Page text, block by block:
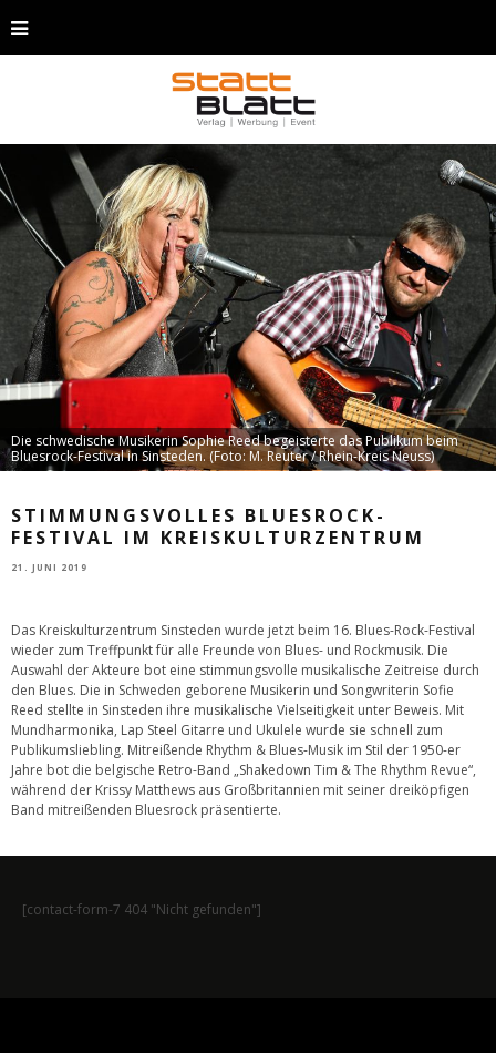
Die schwedische Musikerin Sophie Reed begeisterte das Publikum beim
Bluesrock-Festival in Sinsteden. (Foto: M. Reuter / Rhein-Kreis Neuss)
STIMMUNGSVOLLES BLUESROCK-
FESTIVAL IM KREISKULTURZENTRUM
21. JUNI 2019
Das Kreiskulturzentrum Sinsteden wurde jetzt beim 16. Blues-Rock-Festival
wieder zum Treffpunkt für alle Freunde von Blues- und Rockmusik. Die
Auswahl der Akteure bot eine stimmungsvolle musikalische Zeitreise durch
den Blues. Die in Schweden geborene Musikerin und Songwriterin Sofie
Reed stellte in Sinsteden ihre musikalische Vielseitigkeit unter Beweis. Mit
Mundharmonika, Lap Steel Gitarre und Ukulele wurde sie schnell zum
Publikumsliebling. Mitreißende Rhythm & Blues-Musik im Stil der 1950-er
Jahre bot die belgische Retro-Band „Shakedown Tim & The Rhythm Revue“,
während der Krissy Matthews aus Großbritannien mit seiner dreiköpfigen
Band mitreißenden Bluesrock präsentierte.
[contact-form-7 404 "Nicht gefunden"]